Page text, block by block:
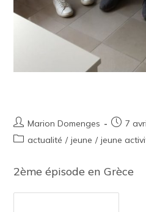
Marion Domenges
7
actualité / jeune / jeune
2ème épisode en Grèce